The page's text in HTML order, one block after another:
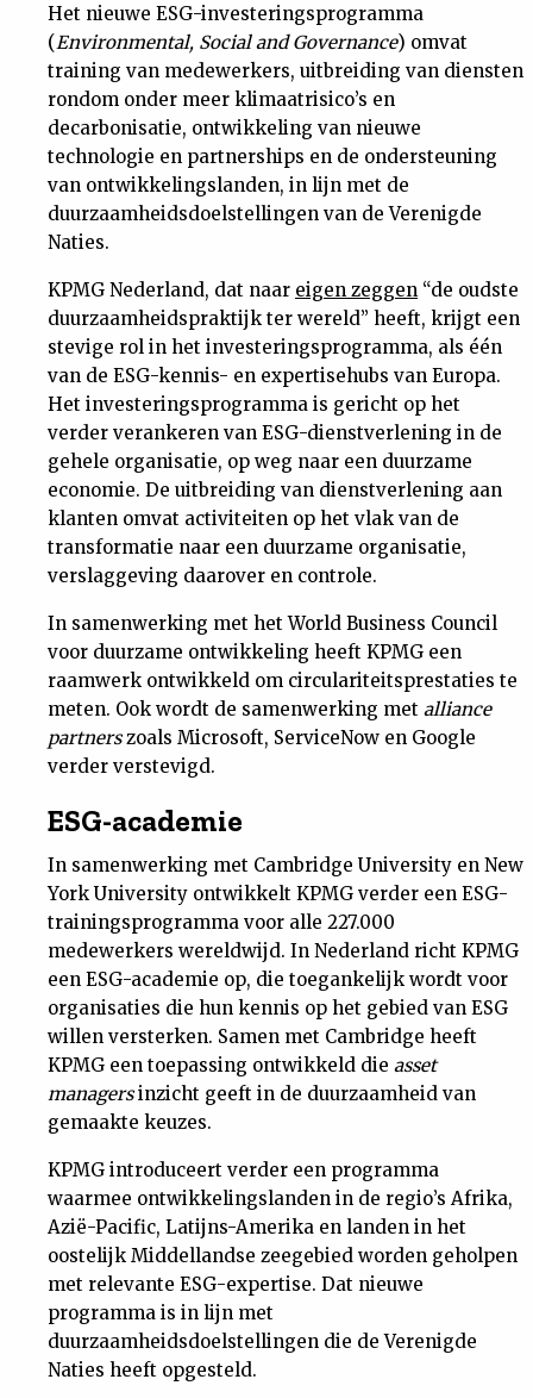
Magazine
Podcast
Dossiers
Nieuwsbrief
Contact
Het nieuwe ESG-investeringsprogramma
(Environmental, Social and Governance) omvat
training van medewerkers, uitbreiding van diensten
rondom onder meer klimaatrisico’s en
decarbonisatie, ontwikkeling van nieuwe
technologie en partnerships en de ondersteuning
van ontwikkelingslanden, in lijn met de
duurzaamheidsdoelstellingen van de Verenigde
Naties.
KPMG Nederland, dat naar eigen zeggen “de oudste
duurzaamheidspraktijk ter wereld” heeft, krijgt een
stevige rol in het investeringsprogramma, als één
van de ESG-kennis- en expertisehubs van Europa.
Het investeringsprogramma is gericht op het
verder verankeren van ESG-dienstverlening in de
gehele organisatie, op weg naar een duurzame
economie. De uitbreiding van dienstverlening aan
klanten omvat activiteiten op het vlak van de
transformatie naar een duurzame organisatie,
verslaggeving daarover en controle.
In samenwerking met het World Business Council
voor duurzame ontwikkeling heeft KPMG een
raamwerk ontwikkeld om circulariteitsprestaties te
meten. Ook wordt de samenwerking met alliance
partnerszoals Microsoft, ServiceNow en Google
verder verstevigd.
ESG-academie
In samenwerking met Cambridge University en New
York University ontwikkelt KPMG verder een ESG-
trainingsprogramma voor alle 227.000
medewerkers wereldwijd. In Nederland richt KPMG
een ESG-academie op, die toegankelijk wordt voor
organisaties die hun kennis op het gebied van ESG
willen versterken. Samen met Cambridge heeft
KPMG een toepassing ontwikkeld die asset
managersinzicht geeft in de duurzaamheid van
gemaakte keuzes.
KPMG introduceert verder een programma
waarmee ontwikkelingslanden in de regio’s Afrika,
Azië-Pacific, Latijns-Amerika en landen in het
oostelijk Middellandse zeegebied worden geholpen
met relevante ESG-expertise. Dat nieuwe
programma is in lijn met
duurzaamheidsdoelstellingen die de Verenigde
Naties heeft opgesteld.